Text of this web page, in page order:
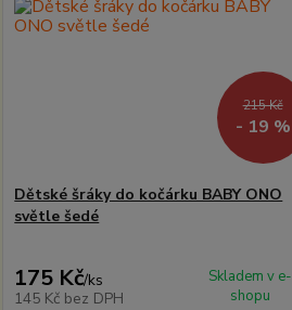
215 Kč
- 19 %
Dětské šráky do kočárku BABY ONO
světle šedé
175 Kč/ks
145 Kč bez DPH
Skladem v e-
shopu